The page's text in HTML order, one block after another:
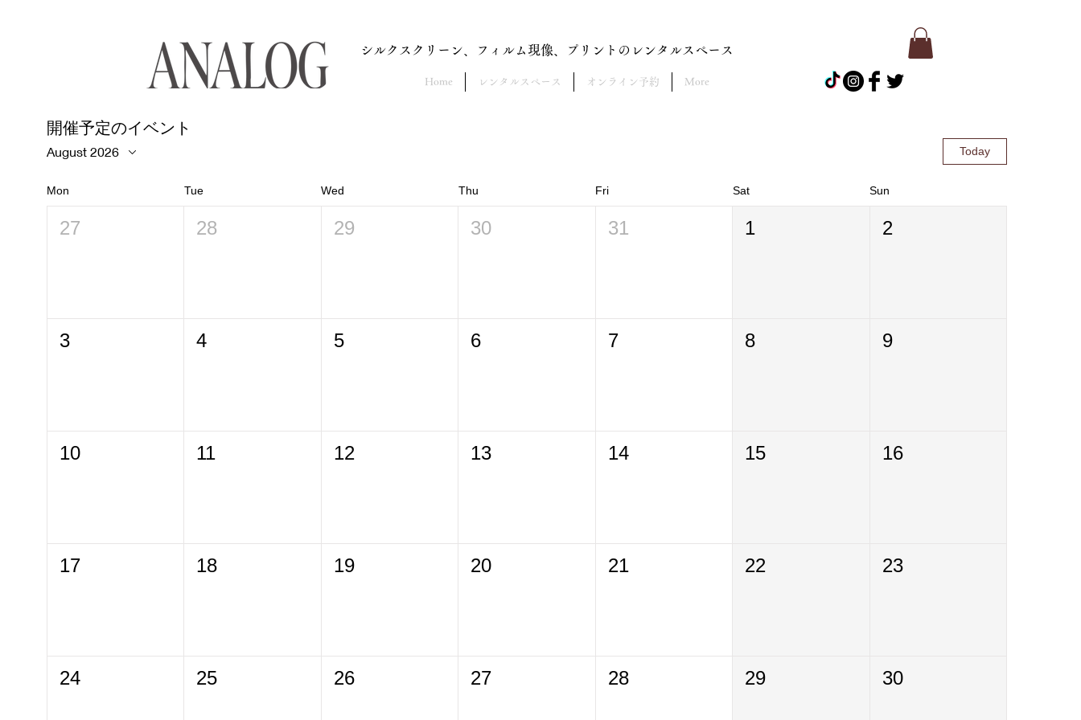
​シルクスクリーン、フィルム現像、プリントのレンタルスペース
Home レンタルスペース オンライン予約 More
開催予定のイベント
August 2026 Today
Mon Tue Wed Thu Fri Sat Sun
27 28 29 30 31 1 2
3 4 5 6 7 8 9
10 11 12 13 14 15 16
17 18 19 20 21 22 23
24 25 26 27 28 29 30